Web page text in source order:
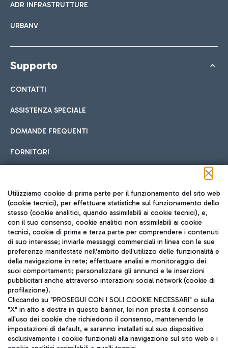
ADR INFRASTRUTTURE
URBANV
Supporto
CONTATTI
ASSISTENZA SPECIALE
DOMANDE FREQUENTI
FORNITORI
Seguici sui social
TRAVEL JOURNAL
ITA
Utilizziamo cookie di prima parte per il funzionamento del sito web
(cookie tecnici), per effettuare statistiche sul funzionamento dello
stesso (cookie analitici, quando assimilabili ai cookie tecnici), e,
con il suo consenso, cookie analitici non assimilabili ai cookie
tecnici, cookie di prima e terza parte per comprendere i contenuti
di suo interesse; inviarle messaggi commerciali in linea con le sue
preferenze manifestate nell'ambito dell'utilizzo delle funzionalità e
della navigazione in rete; effettuare analisi e monitoraggio dei
suoi comportamenti; personalizzare gli annunci e le inserzioni
pubblicitari anche attraverso interazioni social network (cookie di
profilazione).
Cliccando su "PROSEGUI CON I SOLI COOKIE NECESSARI" o sulla
"X" in alto a destra in questo banner, lei non presta il consenso
all'uso dei cookie che richiedono il consenso, mantenendo le
impostazioni di default, e saranno installati sul suo dispositivo
esclusivamente i cookie funzionali alla navigazione sul sito web e i